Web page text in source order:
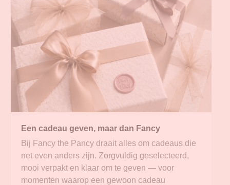
Een cadeau geven, maar dan Fancy
Bij Fancy the Pancy draait alles om cadeaus die
net even anders zijn. Zorgvuldig geselecteerd,
mooi verpakt en klaar om te geven — voor
momenten waarop een gewoon cadeau